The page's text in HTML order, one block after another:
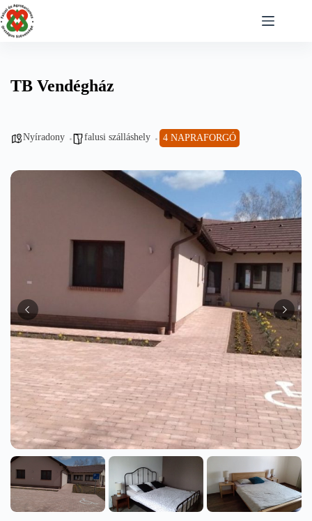
Skip
to
content
TB Vendégház
Nyíradony falusi szálláshely 4 NAPRAFORGÓ